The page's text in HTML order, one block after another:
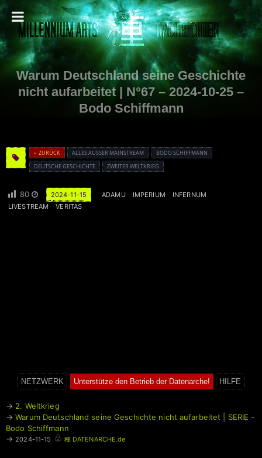
Warum Deutschland seine Geschichte
nicht aufarbeitet | N°67 – 2024-10-25 –
Bodo Schiffmann
« ZURÜCK ALLES AUSSER MAINSTREAM
BODO SCHIFFMANN
DEUTSCHE GESCHICHTE
ZWEITER WELTKRIEG
80 2024-11-15 ADAMU IMPERIUM
INFERNUM
LIVESTREAM
VERITAS
NETZWERK Unterstütze den Betrieb der Datenarche! HILFE
→ 2. Weltkrieg
→Warum Deutschland seine Geschichte nicht aufarbeitet | SERIE -
Bodo Schiffmann
→ 2024-11-15 ♧ 種 DATENARCHE.de